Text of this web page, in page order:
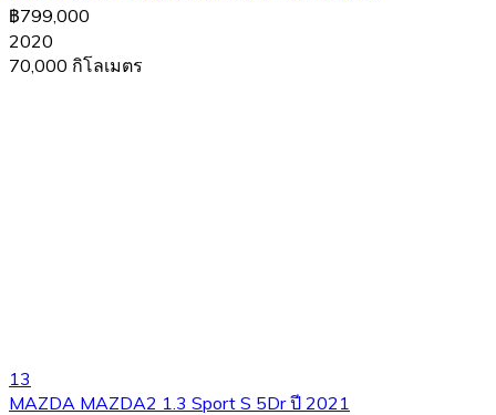
฿799,000
2020
70,000 กิโลเมตร
13
MAZDA MAZDA2 1.3 Sport S 5Dr ปี 2021